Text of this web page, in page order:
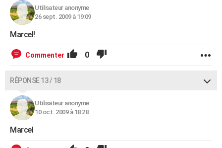
Utilisateur anonyme
26 sept. 2009 à 19:09
Marcel!
Commenter 0
RÉPONSE 13 / 18
Utilisateur anonyme
10 oct. 2009 à 18:28
Marcel